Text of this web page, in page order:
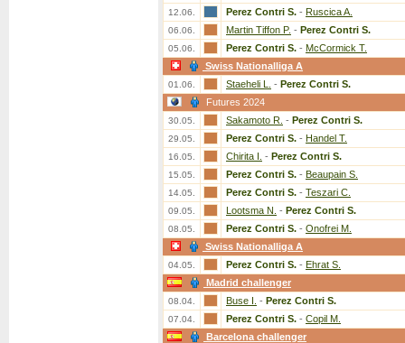
12.06. Perez Contri S. - Ruscica A.
06.06. Martin Tiffon P. - Perez Contri S.
05.06. Perez Contri S. - McCormick T.
Swiss Nationalliga A
01.06. Staeheli L. - Perez Contri S.
Futures 2024
30.05. Sakamoto R. - Perez Contri S.
29.05. Perez Contri S. - Handel T.
16.05. Chirita I. - Perez Contri S.
15.05. Perez Contri S. - Beaupain S.
14.05. Perez Contri S. - Teszari C.
09.05. Lootsma N. - Perez Contri S.
08.05. Perez Contri S. - Onofrei M.
Swiss Nationalliga A
04.05. Perez Contri S. - Ehrat S.
Madrid challenger
08.04. Buse I. - Perez Contri S.
07.04. Perez Contri S. - Copil M.
Barcelona challenger